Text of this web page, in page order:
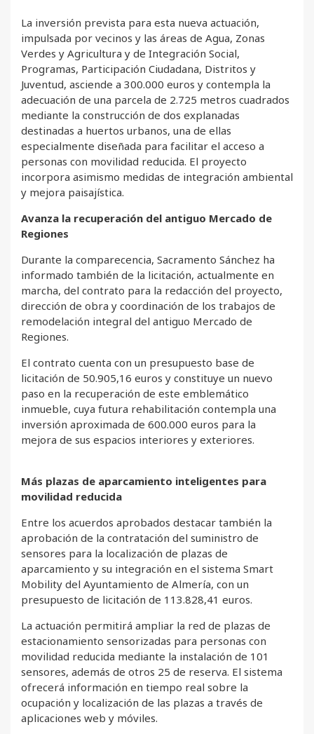
La inversión prevista para esta nueva actuación,
impulsada por vecinos y las áreas de Agua, Zonas
Verdes y Agricultura y de Integración Social,
Programas, Participación Ciudadana, Distritos y
Juventud, asciende a 300.000 euros y contempla la
adecuación de una parcela de 2.725 metros cuadrados
mediante la construcción de dos explanadas
destinadas a huertos urbanos, una de ellas
especialmente diseñada para facilitar el acceso a
personas con movilidad reducida. El proyecto
incorpora asimismo medidas de integración ambiental
y mejora paisajística.
Avanza la recuperación del antiguo Mercado de
Regiones
Durante la comparecencia, Sacramento Sánchez ha
informado también de la licitación, actualmente en
marcha, del contrato para la redacción del proyecto,
dirección de obra y coordinación de los trabajos de
remodelación integral del antiguo Mercado de
Regiones.
El contrato cuenta con un presupuesto base de
licitación de 50.905,16 euros y constituye un nuevo
paso en la recuperación de este emblemático
inmueble, cuya futura rehabilitación contempla una
inversión aproximada de 600.000 euros para la
mejora de sus espacios interiores y exteriores.
Más plazas de aparcamiento inteligentes para
movilidad reducida
Entre los acuerdos aprobados destacar también la
aprobación de la contratación del suministro de
sensores para la localización de plazas de
aparcamiento y su integración en el sistema Smart
Mobility del Ayuntamiento de Almería, con un
presupuesto de licitación de 113.828,41 euros.
La actuación permitirá ampliar la red de plazas de
estacionamiento sensorizadas para personas con
movilidad reducida mediante la instalación de 101
sensores, además de otros 25 de reserva. El sistema
ofrecerá información en tiempo real sobre la
ocupación y localización de las plazas a través de
aplicaciones web y móviles.